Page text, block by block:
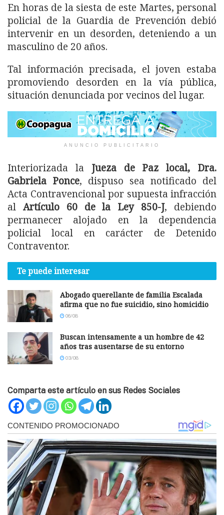
En horas de la siesta de este Martes, personal
policial de la Guardia de Prevención debió
intervenir en un desorden, deteniendo a un
masculino de 20 años.
Tal información precisada, el joven estaba
promoviendo desorden en la vía pública,
situación denunciada por vecinos del lugar.
ANUNCIO PUBLICITARIO
Interiorizada la Jueza de Paz local, Dra.
Gabriela Ponce, dispuso sea notificado del
Acta Contravencional por supuesta infracción
al Artículo 60 de la Ley 850-J, debiendo
permanecer alojado en la dependencia
policial local en carácter de Detenido
Contraventor.
Te puede interesar
Abogado querellante de familia Escalada
afirma que no fue suicidio, sino homicidio
06/08
Buscan intensamente a un hombre de 42
años tras ausentarse de su entorno
03/08
Comparta este artículo en sus Redes Sociales